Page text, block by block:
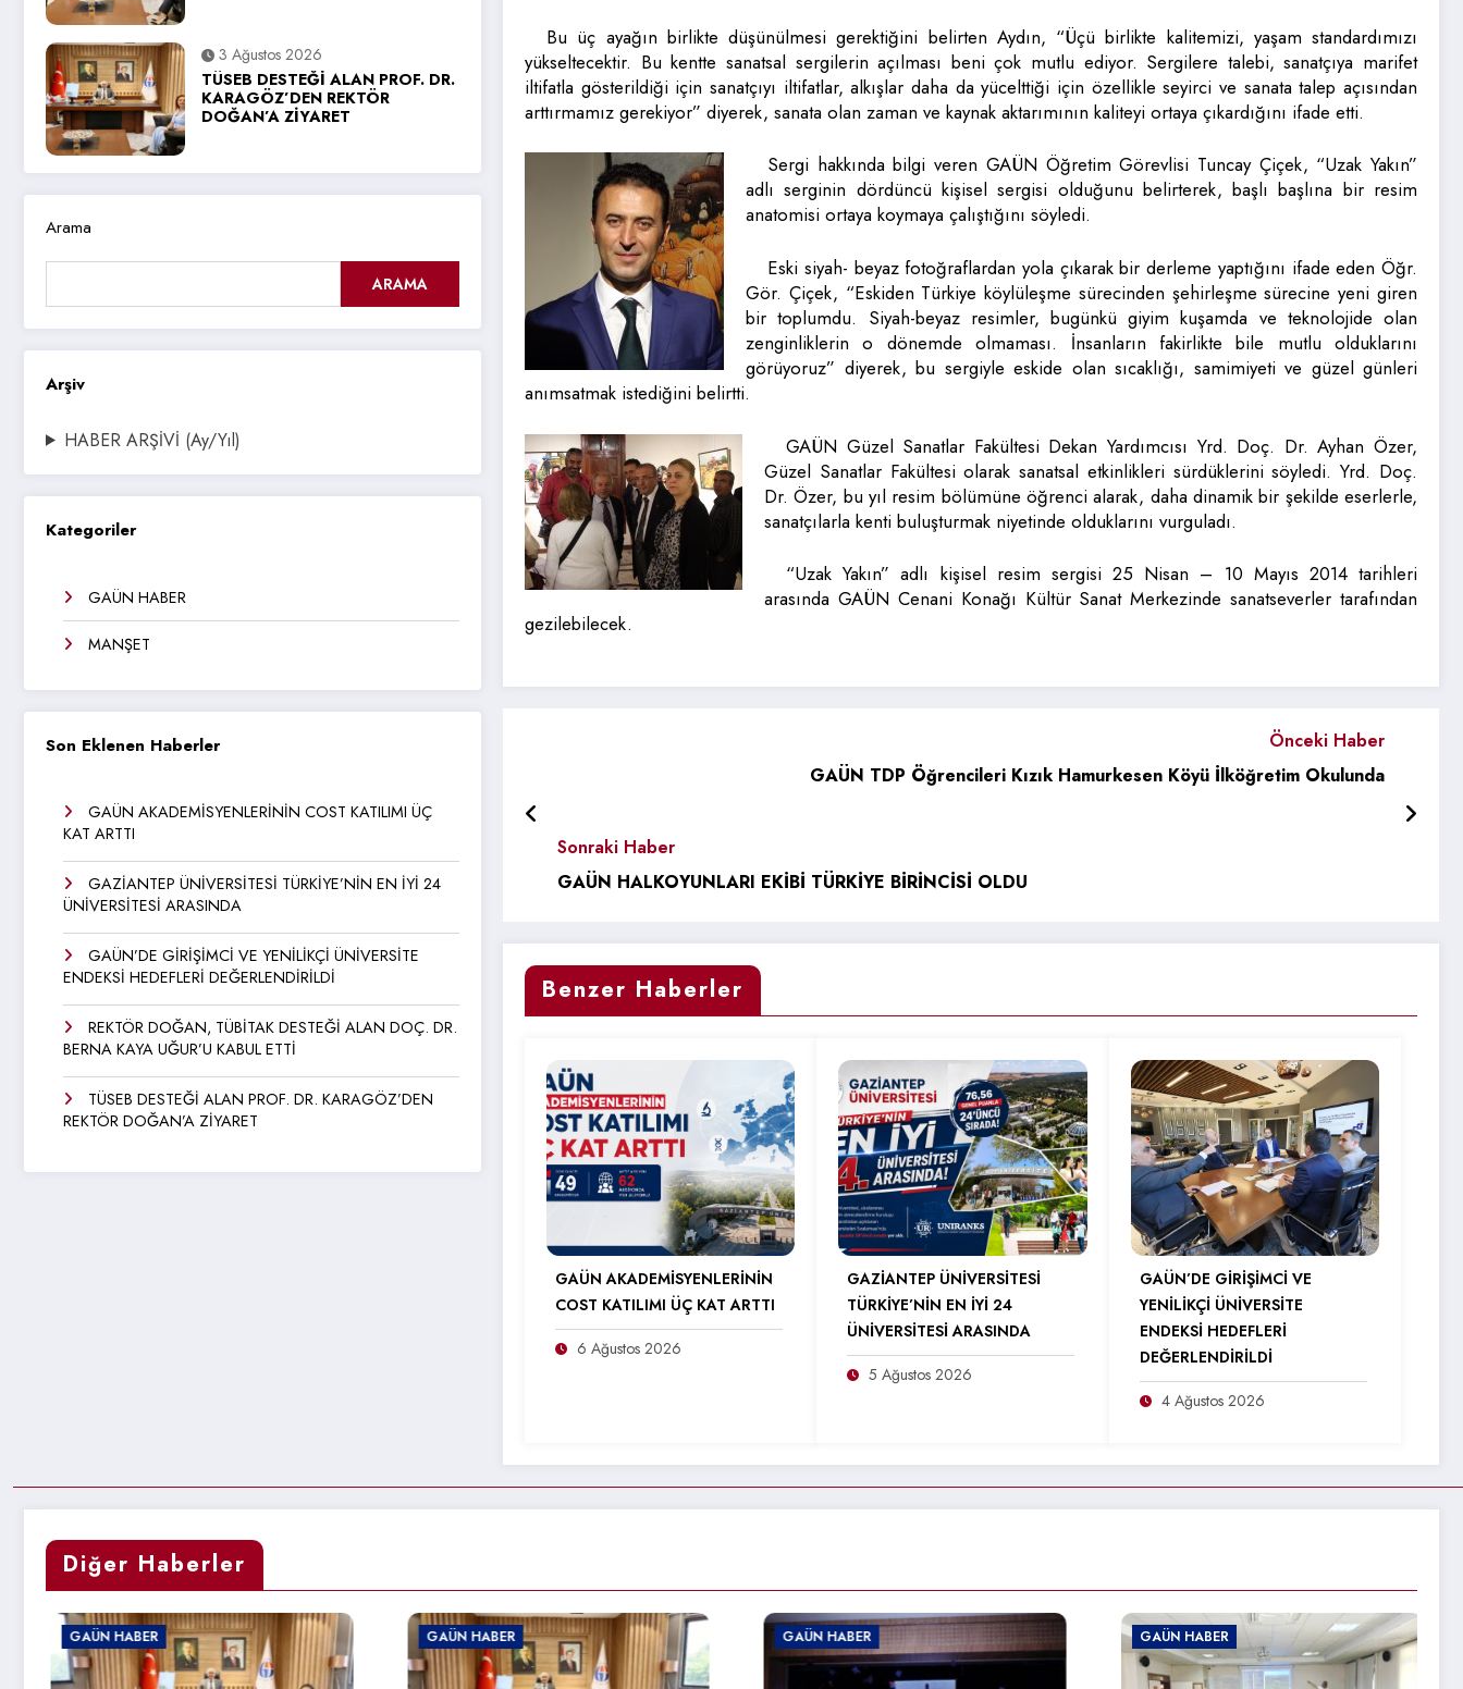
3 Ağustos 2026
TÜSEB DESTEĞİ ALAN PROF. DR.
KARAGÖZ’DEN REKTÖR
DOĞAN’A ZİYARET
Arama
ARAMA
Arşiv
HABER ARŞİVİ (Ay/Yıl)
Kategoriler
GAÜN HABER
MANŞET
Son Eklenen Haberler
GAÜN AKADEMİSYENLERİNİN COST KATILIMI ÜÇ
KAT ARTTI
GAZİANTEP ÜNİVERSİTESİ TÜRKİYE’NİN EN İYİ 24
ÜNİVERSİTESİ ARASINDA
GAÜN’DE GİRİŞİMCİ VE YENİLİKÇİ ÜNİVERSİTE
ENDEKSİ HEDEFLERİ DEĞERLENDİRİLDİ
REKTÖR DOĞAN, TÜBİTAK DESTEĞİ ALAN DOÇ. DR.
BERNA KAYA UĞUR’U KABUL ETTİ
TÜSEB DESTEĞİ ALAN PROF. DR. KARAGÖZ’DEN
REKTÖR DOĞAN’A ZİYARET
Bu üç ayağın birlikte düşünülmesi gerektiğini belirten Aydın, “Üçü birlikte kalitemizi, yaşam standardımızı
yükseltecektir. Bu kentte sanatsal sergilerin açılması beni çok mutlu ediyor. Sergilere talebi, sanatçıya marifet
iltifatla gösterildiği için sanatçıyı iltifatlar, alkışlar daha da yücelttiği için özellikle seyirci ve sanata talep açısından
arttırmamız gerekiyor” diyerek, sanata olan zaman ve kaynak aktarımının kaliteyi ortaya çıkardığını ifade etti.
Sergi hakkında bilgi veren GAÜN Öğretim Görevlisi Tuncay Çiçek, “Uzak Yakın”
adlı serginin dördüncü kişisel sergisi olduğunu belirterek, başlı başlına bir resim
anatomisi ortaya koymaya çalıştığını söyledi.
Eski siyah- beyaz fotoğraflardan yola çıkarak bir derleme yaptığını ifade eden Öğr.
Gör. Çiçek, “Eskiden Türkiye köylüleşme sürecinden şehirleşme sürecine yeni giren
bir toplumdu. Siyah-beyaz resimler, bugünkü giyim kuşamda ve teknolojide olan
zenginliklerin o dönemde olmaması. İnsanların fakirlikte bile mutlu olduklarını
görüyoruz” diyerek, bu sergiyle eskide olan sıcaklığı, samimiyeti ve güzel günleri
anımsatmak istediğini belirtti.
GAÜN Güzel Sanatlar Fakültesi Dekan Yardımcısı Yrd. Doç. Dr. Ayhan Özer,
Güzel Sanatlar Fakültesi olarak sanatsal etkinlikleri sürdüklerini söyledi. Yrd. Doç.
Dr. Özer, bu yıl resim bölümüne öğrenci alarak, daha dinamik bir şekilde eserlerle,
sanatçılarla kenti buluşturmak niyetinde olduklarını vurguladı.
“Uzak Yakın” adlı kişisel resim sergisi 25 Nisan – 10 Mayıs 2014 tarihleri
arasında GAÜN Cenani Konağı Kültür Sanat Merkezinde sanatseverler tarafından
gezilebilecek.
Önceki Haber
GAÜN TDP Öğrencileri Kızık Hamurkesen Köyü İlköğretim Okulunda
Sonraki Haber
GAÜN HALKOYUNLARI EKİBİ TÜRKİYE BİRİNCİSİ OLDU
Benzer Haberler
GAÜN AKADEMİSYENLERİNİN
COST KATILIMI ÜÇ KAT ARTTI
6 Ağustos 2026
GAZİANTEP ÜNİVERSİTESİ
TÜRKİYE’NİN EN İYİ 24
ÜNİVERSİTESİ ARASINDA
5 Ağustos 2026
GAÜN’DE GİRİŞİMCİ VE
YENİLİKÇİ ÜNİVERSİTE
ENDEKSİ HEDEFLERİ
DEĞERLENDİRİLDİ
4 Ağustos 2026
Diğer Haberler
GAÜN HABER GAÜN HABER GAÜN HABER GAÜN HABER